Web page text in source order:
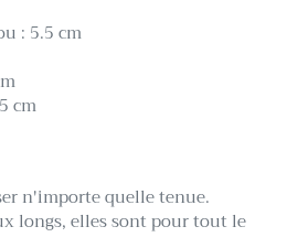
: 5.5 cm
cm
n'importe quelle tenue.
longs, elles sont pour tout le